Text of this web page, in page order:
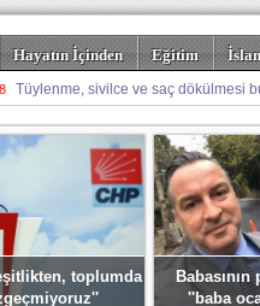
Hayatın İçinden Eğitim
Misafir Kalem Foto Galeriler
toplumda
''baba